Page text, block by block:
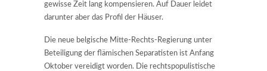
gewisse Zeit lang kompensieren. Auf Dauer leidet
darunter aber das Profil der Häuser.
Die neue belgische Mitte-Rechts-Regierung unter
Beteiligung der flämischen Separatisten ist Anfang
Oktober vereidigt worden. Die rechtspopulistische